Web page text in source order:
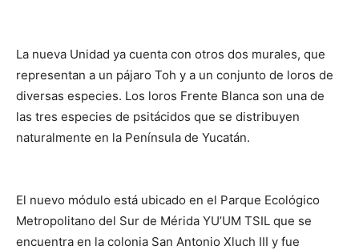
La nueva Unidad ya cuenta con otros dos murales, que
representan a un pájaro Toh y a un conjunto de loros de
diversas especies. Los loros Frente Blanca son una de
las tres especies de psitácidos que se distribuyen
naturalmente en la Península de Yucatán.
El nuevo módulo está ubicado en el Parque Ecológico
Metropolitano del Sur de Mérida YU’UM TSIL que se
encuentra en la colonia San Antonio Xluch III y fue